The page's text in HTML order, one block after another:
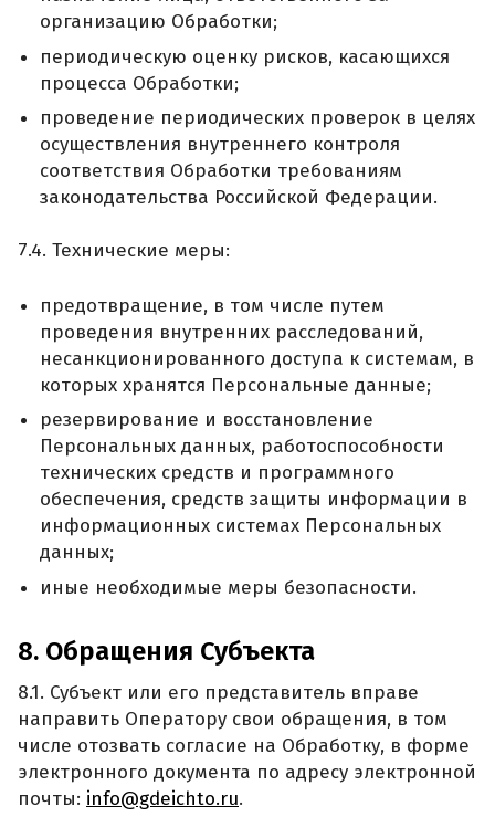
организацию Обработки;
периодическую оценку рисков, касающихся
процесса Обработки;
проведение периодических проверок в целях
осуществления внутреннего контроля
соответствия Обработки требованиям
законодательства Российской Федерации.
7.4. Технические меры:
предотвращение, в том числе путем
проведения внутренних расследований,
несанкционированного доступа к системам, в
которых хранятся Персональные данные;
резервирование и восстановление
Персональных данных, работоспособности
технических средств и программного
обеспечения, средств защиты информации в
информационных системах Персональных
данных;
иные необходимые меры безопасности.
8. Обращения Субъекта
8.1. Субъект или его представитель вправе
направить Оператору свои обращения, в том
числе отозвать согласие на Обработку, в форме
электронного документа по адресу электронной
почты: info@gdeichto.ru.